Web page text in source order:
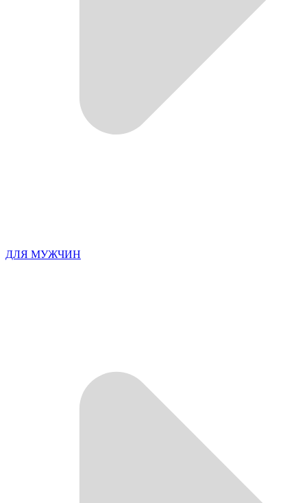
ДЛЯ МУЖЧИН